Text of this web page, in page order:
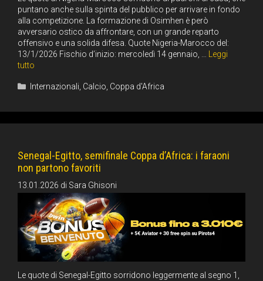
puntano anche sulla spinta del pubblico per arrivare in fondo
alla competizione. La formazione di Osimhen è però
avversario ostico da affrontare, con un grande reparto
offensivo e una solida difesa. Quote Nigeria-Marocco del:
13/1/2026 Fischio d’inizio: mercoledì 14 gennaio, … Leggi
tutto
Categorie
Internazionali Calcio Coppa d'Africa
Senegal-Egitto, semifinale Coppa d’Africa: i faraoni
non partono favoriti
13.01.2026 di Sara Ghisoni
Le quote di Senegal-Egitto sorridono leggermente al segno 1,